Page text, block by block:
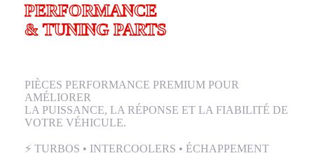
PERFORMANCE
& TUNING PARTS
PIÈCES PERFORMANCE PREMIUM POUR
AMÉLIORER
LA PUISSANCE, LA RÉPONSE ET LA FIABILITÉ DE
VOTRE VÉHICULE.
⚡ TURBOS • INTERCOOLERS • ÉCHAPPEMENT